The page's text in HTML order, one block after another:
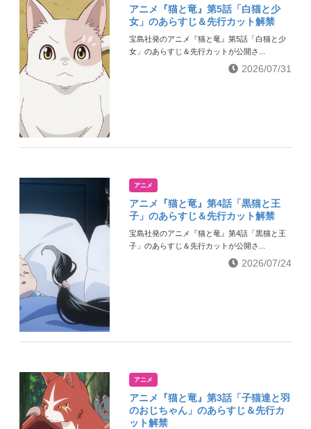
アニメ『猫と竜』第5話「白猫と少
女」のあらすじ＆先行カット解禁
宝島社発のアニメ『猫と竜』第5話「白猫と少
女」のあらすじ＆先行カットが公開さ...
2026/07/31
アニメ
アニメ『猫と竜』第4話「黒猫と王
子」のあらすじ＆先行カット解禁
宝島社発のアニメ『猫と竜』第4話「黒猫と王
子」のあらすじ＆先行カットが公開さ...
2026/07/24
アニメ
アニメ『猫と竜』第3話「子猫達と羽
のおじちゃん」のあらすじ＆先行カ
ット解禁